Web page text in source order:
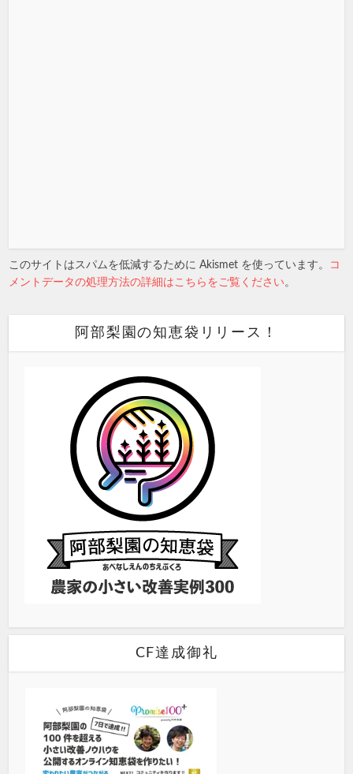
このサイトはスパムを低減するために Akismet を使っています。
コ
メントデータの処理方法の詳細はこちらをご覧ください。
阿部梨園の知恵袋リリース！
CF達成御礼